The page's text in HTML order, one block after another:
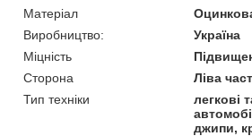
Матеріал
Виробництво:
Україна
Міцність
Сторона
Ліва
Тип техніки
легкові
джипи,